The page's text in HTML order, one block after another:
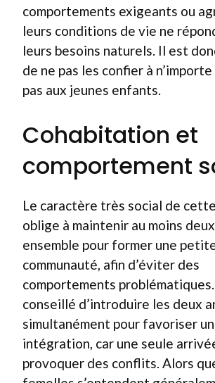
comportements exigeants ou
leurs conditions de vie ne
leurs besoins naturels. Il est
de ne pas les confier à
pas aux jeunes enfants.
Cohabitation et
comportement
Le caractère très social de
oblige à maintenir au moins
ensemble pour former une
communauté, afin d’éviter des
comportements
conseillé d’introduire les deux
simultanément pour favoriser
intégration, car une seule
provoquer des conflits. Alors